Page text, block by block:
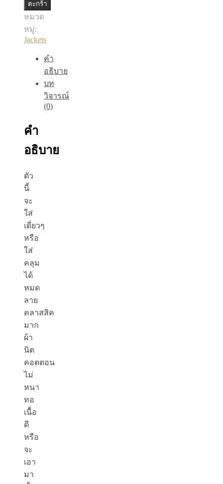
แกน
ชิ้น
ตะกร้า
หมวด
หมู่:
Jackets
คำ
อธิบาย
บท
วิจารณ์
(0)
คำ
อธิบาย
ตัว
นี้
จะ
ใส่
เดี่ยวๆ
หรือ
ใส่
คลุม
ได้
หมด
ลาย
คลาสสิค
มาก
ผ้า
นิต
คอตตอน
ไม่
หนา
ทอ
เนื้อ
ดี
หรือ
จะ
เอา
มา